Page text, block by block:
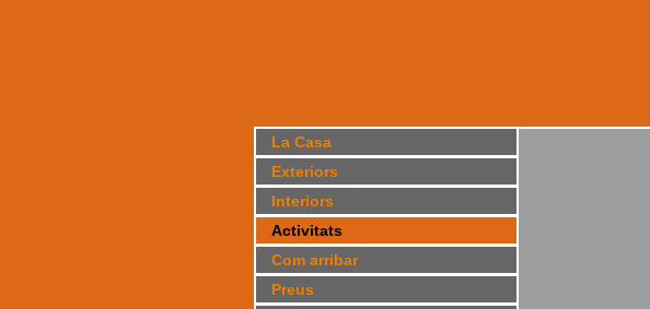
La Casa
Exteriors
Interiors
Activitats
Com arribar
Preus